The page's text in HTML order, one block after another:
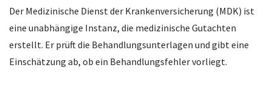
Der Medizinische Dienst der Krankenversicherung (MDK) ist
eine unabhängige Instanz, die medizinische Gutachten
erstellt. Er prüft die Behandlungsunterlagen und gibt eine
Einschätzung ab, ob ein Behandlungsfehler vorliegt.